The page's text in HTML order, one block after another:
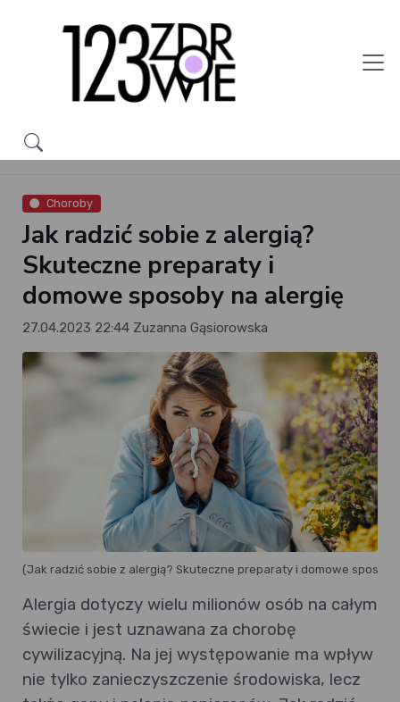
Choroby
Jak radzić sobie z alergią?
Skuteczne preparaty i
domowe sposoby na alergię
27.04.2023 22:44 Zuzanna Gąsiorowska
(Jak radzić sobie z alergią? Skuteczne preparaty i domowe
Alergia dotyczy wielu milionów osób na całym
świecie i jest uznawana za chorobę
cywilizacyjną. Na jej występowanie ma wpływ
nie tylko zanieczyszczenie środowiska, lecz